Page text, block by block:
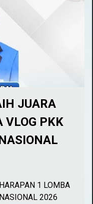
JUARA
VLOG PKK
1 LOMBA
2026